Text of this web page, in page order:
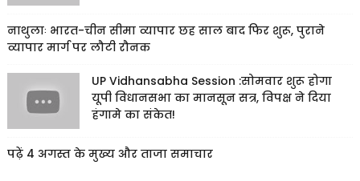
नाथुलाः भारत-चीन सीमा व्यापार छह साल बाद फिर शुरू, पुराने
व्यापार मार्ग पर लौटी रौनक
UP Vidhansabha Session :सोमवार शुरू होगा
यूपी विधानसभा का मानसून सत्र, विपक्ष ने दिया
हंगामे का संकेत!
पढ़ें 4 अगस्त के मुख्य और ताजा समाचार